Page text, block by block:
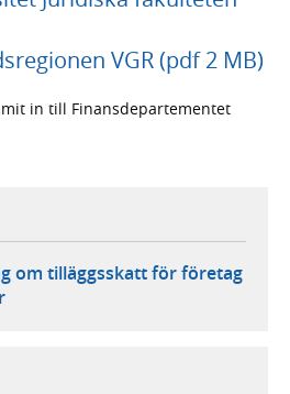
VGR (pdf 2 MB)
in till Finansdepartementet
om tilläggsskatt för företag